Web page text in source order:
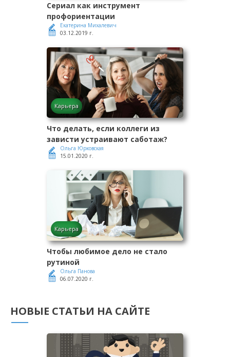
Сериал как инструмент
профориентации
Екатерина Михалевич
03.12.2019 г.
Карьера
Что делать, если коллеги из
зависти устраивают саботаж?
Ольга Юрковская
15.01.2020 г.
Карьера
Чтобы любимое дело не стало
рутиной
Ольга Панова
06.07.2020 г.
НОВЫЕ СТАТЬИ НА САЙТЕ